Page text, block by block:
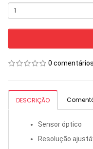
0 comentários
DESCRIÇÃO
Sensor óptico
Resolução